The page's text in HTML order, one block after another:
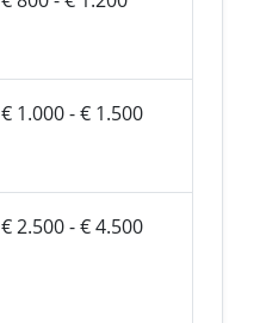
€ 1.000 - € 1.500
€ 2.500 - € 4.500